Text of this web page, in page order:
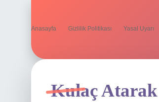
Anasayfa Gizlilik Politikası Yasal Uyarı
Kulaç Atarak